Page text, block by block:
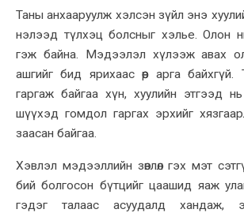
Таны анхааруулж хэлсэн зүйл энэ
нэлээд түлхэц болсныг хэлье. Олон
гэж байна. Мэдээлэл хүлээж авах
ашгийг бид ярихаас өөр арга
гаргаж байгаа хүн, хуулийн этгээд
шүүхэд гомдол гаргах эрхийг
заасан байгаа.
Хэвлэл мэдээллийн зөвлөл гэх мэт
бий болгосон бүтцийг цаашид яаж
гэдэг талаас асуудалд хандаж,